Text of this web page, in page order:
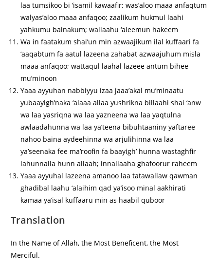
laa tumsikoo bi ‘isamil kawaafir; was’aloo maaa anfaqtum
walyas’aloo maaa anfaqoo; zaalikum hukmul laahi
yahkumu bainakum; wallaahu ‘aleemun hakeem
Wa in faatakum shai’un min azwaajikum ilal kuffaari fa
‘aaqabtum fa aatul lazeena zahabat azwaajuhum misla
maaa anfaqoo; wattaqul laahal lazeee antum bihee
mu’minoon
Yaaa ayyuhan nabbiyyu izaa jaaa’akal mu’minaatu
yubaayigh’naka ‘alaaa allaa yushrikna billaahi shai ‘anw
wa laa yasriqna wa laa yazneena wa laa yaqtulna
awlaadahunna wa laa ya’teena bibuhtaaniny yaftaree
nahoo baina aydeehinna wa arjulihinna wa laa
ya’seenaka fee ma’roofin fa baayigh’ hunna wastaghfir
lahunnalla hunn allaah; innallaaha ghafoorur raheem
Yaaa ayyuhal lazeena amanoo laa tatawallaw qawman
ghadibal laahu ‘alaihim qad ya’isoo minal aakhirati
kamaa ya’isal kuffaaru min as haabil quboor
Translation
In the Name of Allah, the Most Beneficent, the Most
Merciful.